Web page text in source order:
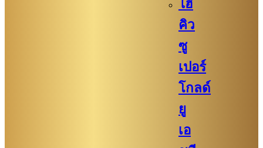
ไฮ
คิว​​
ซู
เปอร์
โกลด์
ยู
เอ